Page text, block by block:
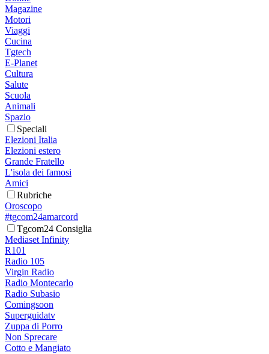
Magazine
Motori
Viaggi
Cucina
Tgtech
E-Planet
Cultura
Salute
Scuola
Animali
Spazio
Speciali
Elezioni Italia
Elezioni estero
Grande Fratello
L'isola dei famosi
Amici
Rubriche
Oroscopo
#tgcom24amarcord
Tgcom24 Consiglia
Mediaset Infinity
R101
Radio 105
Virgin Radio
Radio Montecarlo
Radio Subasio
Comingsoon
Superguidatv
Zuppa di Porro
Non Sprecare
Cotto e Mangiato